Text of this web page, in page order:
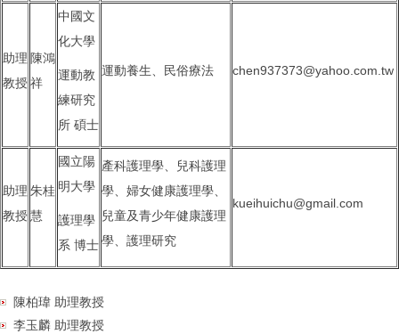
助理
教授
陳鴻
祥
中國文
化大學
運動教
練研究
所 碩士
運動養生、民俗療法 chen937373@yahoo.com.tw
助理
教授
朱桂
慧
國立陽
明大學
護理學
系 博士
產科護理學、兒科護理
學、婦女健康護理學、
兒童及青少年健康護理
學、護理研究
kueihuichu@gmail.com
陳柏瑋 助理教授
李玉麟 助理教授